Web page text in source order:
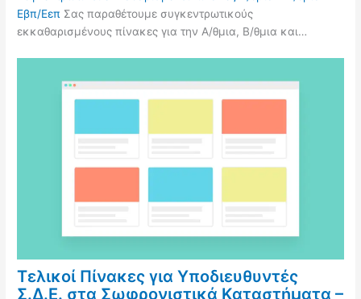
Εβπ/Εεπ Σας παραθέτουμε συγκεντρωτικούς
εκκαθαρισμένους πίνακες για την Α/θμια, Β/θμια και…
Τελικοί Πίνακες για Υποδιευθυντές
Σ.Δ.Ε. στα Σωφρονιστικά Καταστήματα –